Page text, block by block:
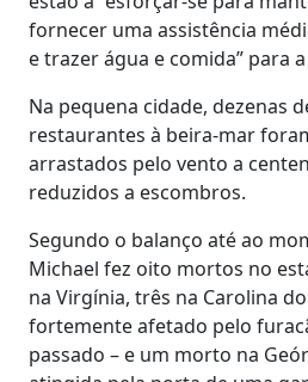
fornecer uma assistência
e trazer água e comida” para
Na pequena cidade, dezenas
restaurantes à beira-mar
arrastados pelo vento a
reduzidos a escombros.
Segundo o balanço até ao
Michael fez oito mortos no
na Virgínia, três na Carolina
fortemente afetado pelo
passado – e um morto na